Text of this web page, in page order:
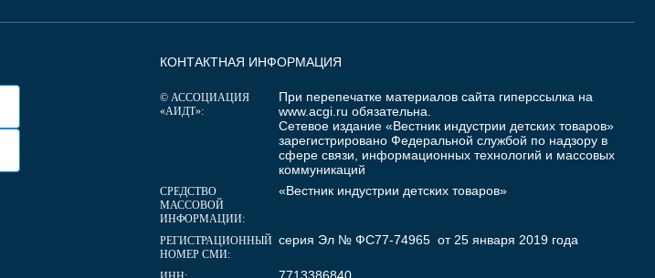
КОНТАКТНАЯ ИНФОРМАЦИЯ
© АССОЦИАЦИЯ
«АИДТ»:
При перепечатке материалов сайта гиперссылка на
www.acgi.ru обязательна.
Сетевое издание «Вестник индустрии детских товаров»
зарегистрировано Федеральной службой по надзору в
сфере связи, информационных технологий и массовых
коммуникаций
СРЕДСТВО
МАССОВОЙ
ИНФОРМАЦИИ:
«Вестник индустрии детских товаров»
РЕГИСТРАЦИОННЫЙ
НОМЕР СМИ:
серия Эл № ФС77-74965 от 25 января 2019 года